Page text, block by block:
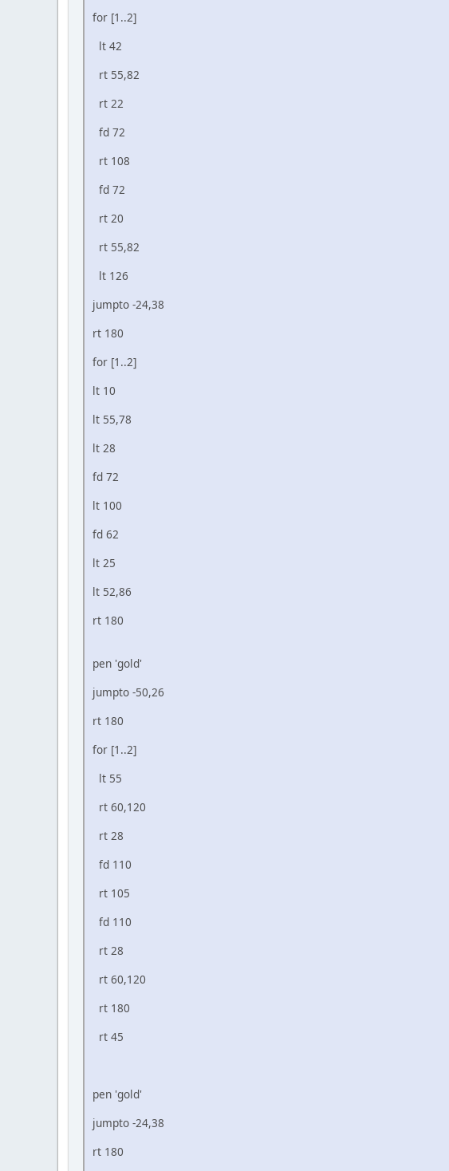
for [1..2]
lt 42
rt 55,82
rt 22
fd 72
rt 108
fd 72
rt 20
rt 55,82
lt 126
jumpto -24,38
rt 180
for [1..2]
lt 10
lt 55,78
lt 28
fd 72
lt 100
fd 62
lt 25
lt 52,86
rt 180
pen 'gold'
jumpto -50,26
rt 180
for [1..2]
lt 55
rt 60,120
rt 28
fd 110
rt 105
fd 110
rt 28
rt 60,120
rt 180
rt 45
pen 'gold'
jumpto -24,38
rt 180